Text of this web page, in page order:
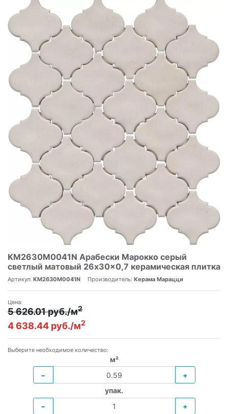
KM2630M0041N Арабески Марокко серый
светлый матовый 26x30x0,7 керамическая плитка
Артикул: KM2630M0041N Производитель: Керама Марацци
Цена:
5 626.01 руб./м2
4 638.44 руб./м2
Выберите необходимое количество:
м²
−
+
упак.
−
+